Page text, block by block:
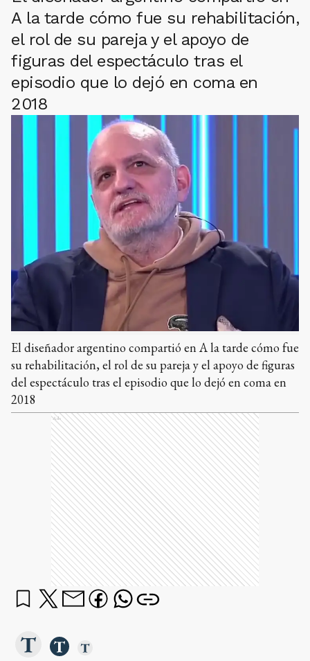
A la tarde cómo fue su rehabilitación,
el rol de su pareja y el apoyo de
figuras del espectáculo tras el
episodio que lo dejó en coma en
2018
El diseñador argentino compartió en A la tarde cómo fue
su rehabilitación, el rol de su pareja y el apoyo de figuras
del espectáculo tras el episodio que lo dejó en coma en
2018
Ads